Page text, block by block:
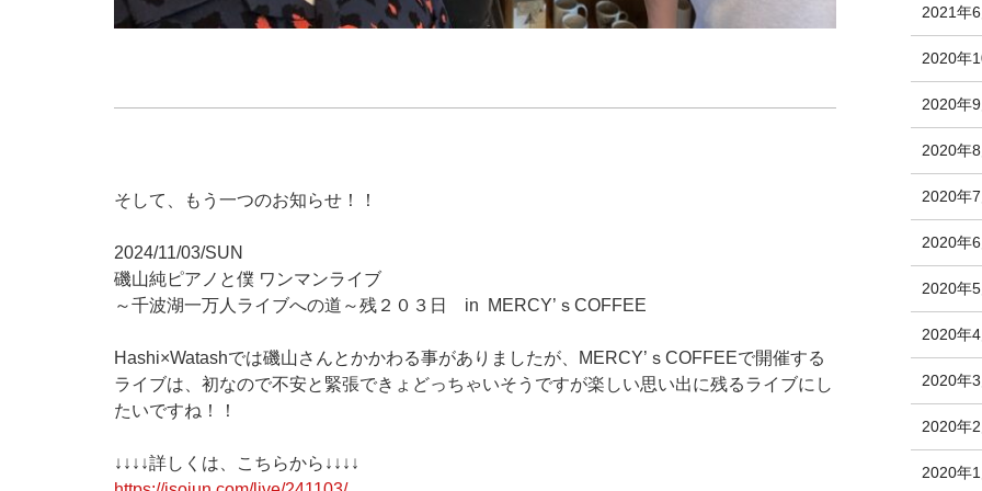
そして、もう一つのお知らせ！！
2024/11/03/SUN
磯山純ピアノと僕 ワンマンライブ
～千波湖一万人ライブへの道～残２０３日 in MERCY’ｓCOFFEE
Hashi×Watashでは磯山さんとかかわる事がありましたが、MERCY’ｓCOFFEEで開催する
ライブは、初なので不安と緊張できょどっちゃいそうですが楽しい思い出に残るライブにし
たいですね！！
↓↓↓↓詳しくは、こちらから↓↓↓↓
2021年6
2020年
2020年9
2020年8
2020年7
2020年6
2020年5
2020年4
2020年3
2020年2
2020年1